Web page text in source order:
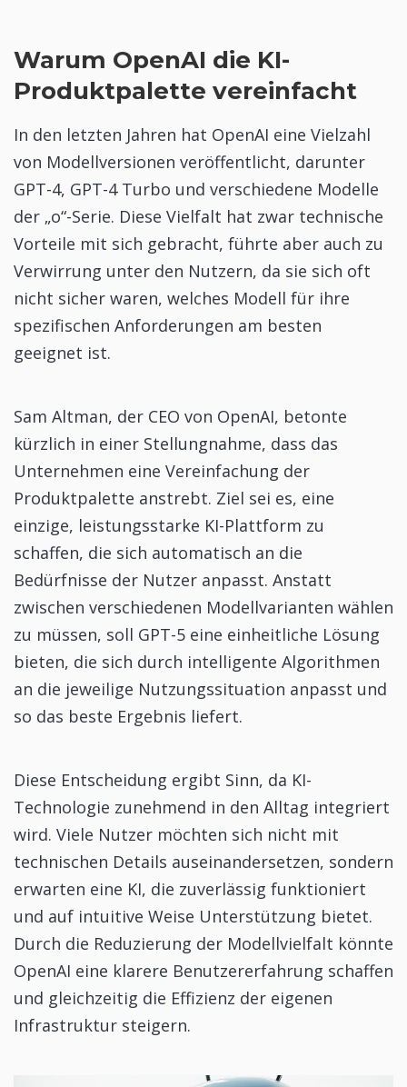
Warum OpenAI die KI-
Produktpalette vereinfacht
In den letzten Jahren hat OpenAI eine Vielzahl
von Modellversionen veröffentlicht, darunter
GPT-4, GPT-4 Turbo und verschiedene Modelle
der „o“-Serie. Diese Vielfalt hat zwar technische
Vorteile mit sich gebracht, führte aber auch zu
Verwirrung unter den Nutzern, da sie sich oft
nicht sicher waren, welches Modell für ihre
spezifischen Anforderungen am besten
geeignet ist.
Sam Altman, der CEO von OpenAI, betonte
kürzlich in einer Stellungnahme, dass das
Unternehmen eine Vereinfachung der
Produktpalette anstrebt. Ziel sei es, eine
einzige, leistungsstarke KI-Plattform zu
schaffen, die sich automatisch an die
Bedürfnisse der Nutzer anpasst. Anstatt
zwischen verschiedenen Modellvarianten wählen
zu müssen, soll GPT-5 eine einheitliche Lösung
bieten, die sich durch intelligente Algorithmen
an die jeweilige Nutzungssituation anpasst und
so das beste Ergebnis liefert.
Diese Entscheidung ergibt Sinn, da KI-
Technologie zunehmend in den Alltag integriert
wird. Viele Nutzer möchten sich nicht mit
technischen Details auseinandersetzen, sondern
erwarten eine KI, die zuverlässig funktioniert
und auf intuitive Weise Unterstützung bietet.
Durch die Reduzierung der Modellvielfalt könnte
OpenAI eine klarere Benutzererfahrung schaffen
und gleichzeitig die Effizienz der eigenen
Infrastruktur steigern.